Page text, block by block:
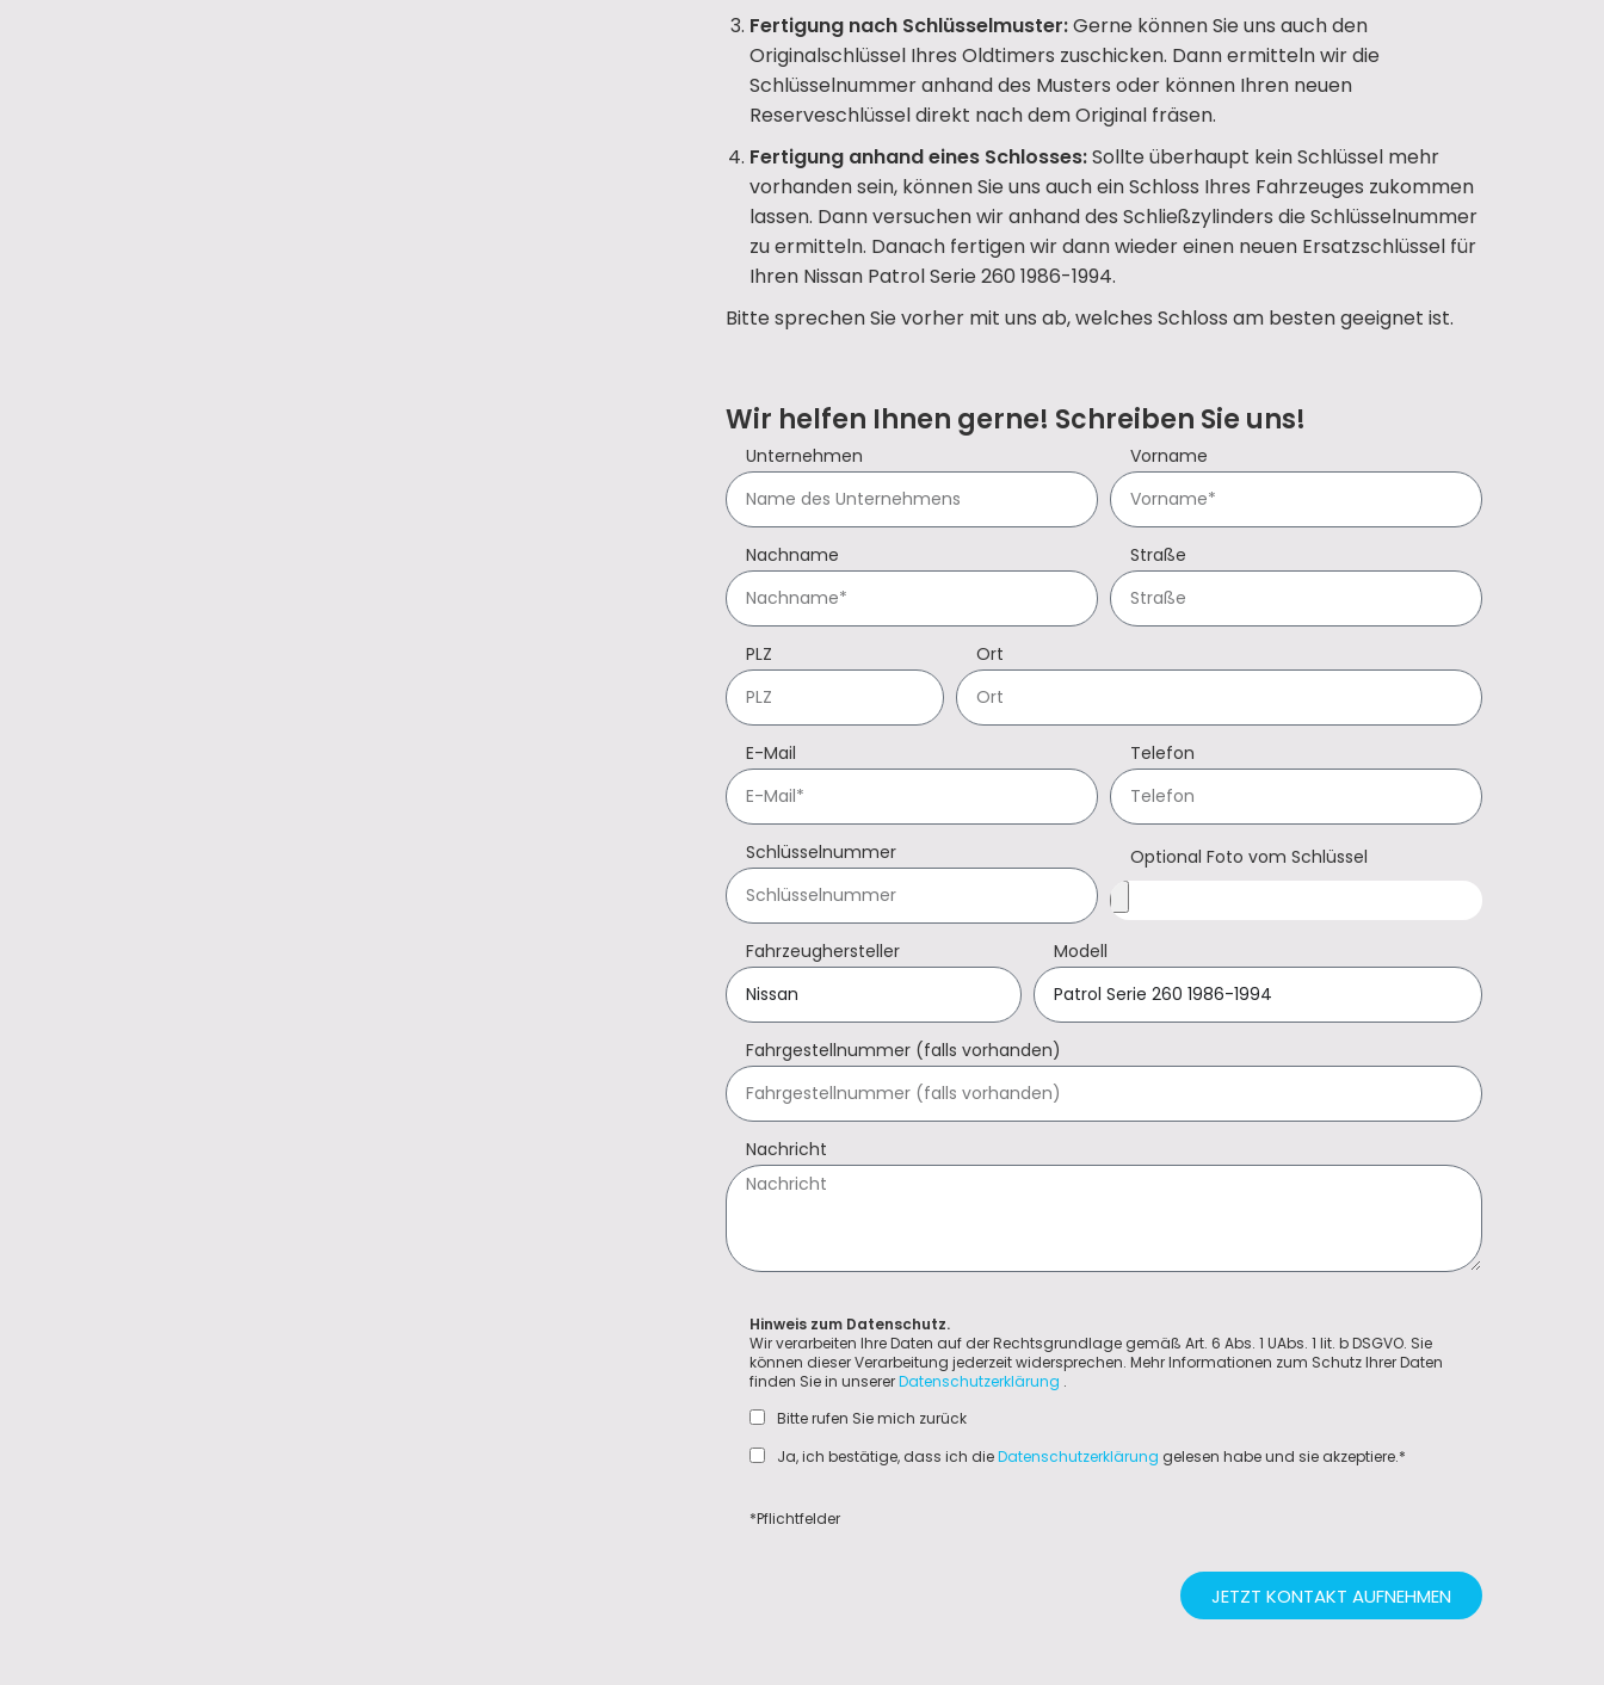
Fertigung nach Schlüsselmuster:Gerne können Sie uns auch den
Originalschlüssel Ihres Oldtimers zuschicken. Dann ermitteln wir die
Schlüsselnummer anhand des Musters oder können Ihren neuen
Reserveschlüssel direkt nach dem Original fräsen.
Fertigung anhand eines Schlosses:Sollte überhaupt kein Schlüssel mehr
vorhanden sein, können Sie uns auch ein Schloss Ihres Fahrzeuges zukommen
lassen. Dann versuchen wir anhand des Schließzylinders die Schlüsselnummer
zu ermitteln. Danach fertigen wir dann wieder einen neuen Ersatzschlüssel für
Ihren Nissan Patrol Serie 260 1986-1994.
Bitte sprechen Sie vorher mit uns ab, welches Schloss am besten geeignet ist.
Wir helfen Ihnen gerne! Schreiben Sie uns!
Unternehmen Vorname
Nachname Straße
PLZ Ort
E-Mail Telefon
Schlüsselnummer Optional Foto vom Schlüssel
Fahrzeughersteller Modell
Fahrgestellnummer (falls vorhanden)
Nachricht
Hinweis zum Datenschutz.
Wir verarbeiten Ihre Daten auf der Rechtsgrundlage gemäß Art. 6 Abs. 1 UAbs. 1 lit. b DSGVO. Sie
können dieser Verarbeitung jederzeit widersprechen. Mehr Informationen zum Schutz Ihrer Daten
finden Sie in unsererDatenschutzerklärung .
Bitte rufen Sie mich zurück
Ja, ich bestätige, dass ich dieDatenschutzerklärung gelesen habe und sie akzeptiere.*
*Pflichtfelder
JETZT KONTAKT AUFNEHMEN